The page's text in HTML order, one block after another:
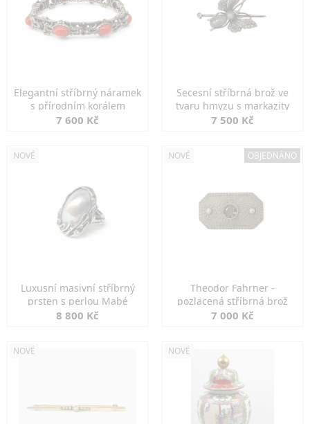
Elegantní stříbrný náramek
s přírodním korálem
7 600 Kč
Secesní stříbrná brož ve
tvaru hmyzu s markazity
7 500 Kč
NOVÉ
Luxusní masivní stříbrný
prsten s perlou Mabé
8 800 Kč
NOVÉ OBJEDNÁNO
Theodor Fahrner -
pozlacená stříbrná brož
7 000 Kč
NOVÉ NOVÉ